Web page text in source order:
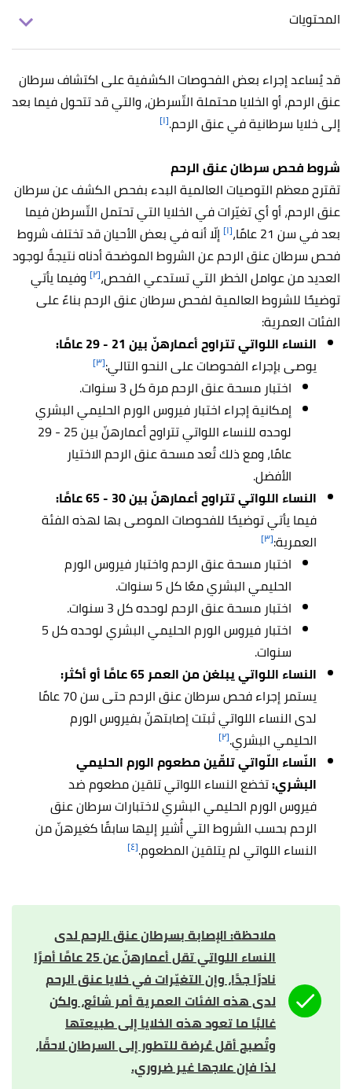
المحتويات
قد يُساعد إجراء بعض الفحوصات الكشفية على اكتشاف سرطان
عنق الرحم، أو الخلايا محتملة التّسرطن، والتي قد تتحول فيما بعد
إلى خلايا سرطانية في عنق الرحم.[١]
شروط فحص سرطان عنق الرحم
تقترح معظم التوصيات العالمية البدء بفحص الكشف عن سرطان
عنق الرحم، أو أي تغيّرات في الخلايا التي تحتمل التّسرطن فيما
بعد في سن 21 عامًا،
[١] إلّا أنه في بعض الأحيان قد تختلف شروط
فحص سرطان عنق الرحم عن الشروط الموضحة أدناه نتيجةً لوجود
العديد من عوامل الخطر التي تستدعي الفحص،[٢]
وفيما يأتي
توضيحًا للشروط العالمية لفحص سرطان عنق الرحم بناءً على
الفئات العمرية:
النساء اللواتي تتراوح أعمارهنّ بين 21 - 29 عامًا:
يوصى بإجراء الفحوصات على النحو التالي:[٣]
اختبار مسحة عنق الرحم مرة كل 3 سنوات.
إمكانية إجراء اختبار فيروس الورم الحليمي البشري
لوحده للنساء اللواتي تتراوح أعمارهنّ بين 25 - 29
عامًا، ومع ذلك تُعد مسحة عنق الرحم الاختيار
الأفضل.
النساء اللواتي تتراوح أعمارهنّ بين 30 - 65 عامًا:
فيما يأتي توضيحًا للفحوصات الموصى بها لهذه الفئة
العمرية:[٣]
اختبار مسحة عنق الرحم واختبار فيروس الورم
الحليمي البشري معًا كل 5 سنوات.
اختبار مسحة عنق الرحم لوحده كل 3 سنوات.
اختبار فيروس الورم الحليمي البشري لوحده كل 5
سنوات.
النساء اللواتي يبلغن من العمر 65 عامًا أو أكثر:
يستمر إجراء فحص سرطان عنق الرحم حتى سن 70 عامًا
لدى النساء اللواتي ثبتت إصابتهنّ بفيروس الورم
الحليمي البشري.[٢]
النّساء اللّواتي تلقّين مطعوم الورم الحليمي
البشري:تخضع النساء اللواتي تلقين مطعوم ضد
فيروس الورم الحليمي البشري لاختبارات سرطان عنق
الرحم بحسب الشروط التي أُشير إليها سابقًا كغيرهنّ من
النساء اللواتي لم يتلقين المطعوم.[٤]
ملاحظة:الإصابة بسرطان عنق الرحم لدى
النساء اللواتي تقل أعمارهنّ عن 25 عامًا أمرًا
نادرًا جدًا، وإن التغيّرات في خلايا عنق الرحم
لدى هذه الفئات العمرية أمر شائع، ولكن
غالبًا ما تعود هذه الخلايا إلى طبيعتها
وتُصبح أقل عُرضة للتطور إلى السرطان لاحقًا،
لذا فإن علاجها غير ضروري.